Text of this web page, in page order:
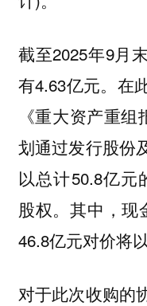
截至2025年9月
有4.63亿元。在
《重大资产重
划通过发行股份
以总计50.8亿元
股权。其中，现
46.8亿元对价将
对于此次收购的